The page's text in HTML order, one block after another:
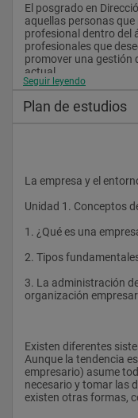
El posgrado en
aquellas personas
profesional dentro del
profesionales que
promover una gestión
actual.
más valioso de la
profesional y eficaz
persona que desea
miembros de una
todo su potencial en
cumple las
experiencia previa en
materia y también las
deseen especializarse
Las competencias
promueve, en el marco
Espacio Europeo de
Seguir leyendo
Plan de estudios
La empresa y el
Unidad 1. Conceptos
1. ¿Qué es una
2. Tipos
3. La administración
organización
Existen diferentes
Aunque la tendencia
empresario) asume
necesario y tomar las
existen otras formas,